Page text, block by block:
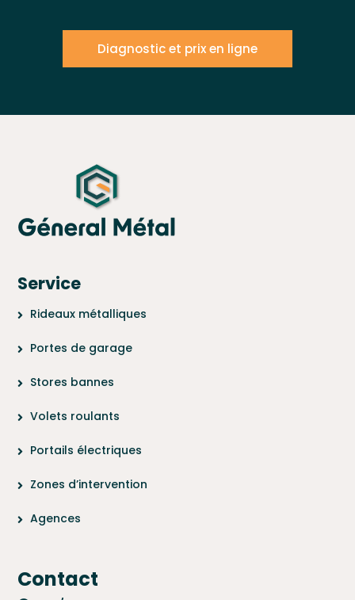
Diagnostic et prix en ligne
Service
Rideaux métalliques
Portes de garage
Stores bannes
Volets roulants
Portails électriques
Zones d’intervention
Agences
Contact